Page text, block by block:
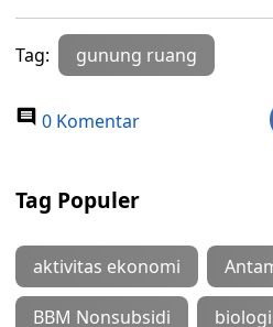
Tag: gunung ruang
0 Komentar
Tag Populer
aktivitas ekonomi
BBM Nonsubsidi